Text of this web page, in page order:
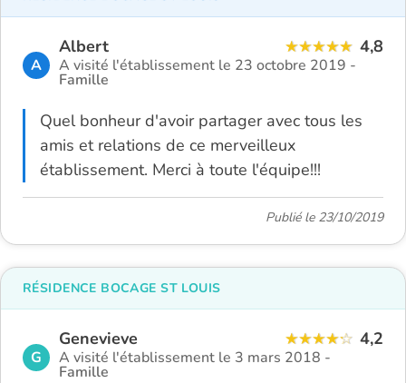
A
Albert 4,8
A visité l'établissement le 23 octobre 2019 -
Famille
Quel bonheur d'avoir partager avec tous les
amis et relations de ce merveilleux
établissement. Merci à toute l'équipe!!!
Publié le 23/10/2019
G
Genevieve 4,2
A visité l'établissement le 3 mars 2018 -
Famille
RÉSIDENCE BOCAGE ST LOUIS